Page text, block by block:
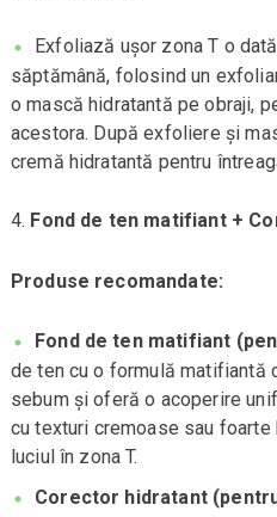
Exfoliază ușor zona T o
săptămână, folosind un
o mască hidratantă pe obraji,
acestora. După exfoliere și
cremă hidratantă pentru
Fond de ten matifiant +
Produse recomandate:
Fond de ten matifiant
de ten cu o formulă matifiantă
sebum și oferă o acoperire
cu texturi cremoase sau foarte
luciul în zona T.
Corector hidratant